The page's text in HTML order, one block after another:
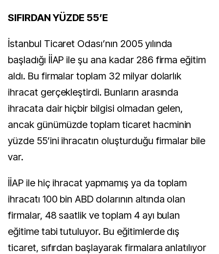
SIFIRDAN YÜZDE 55’E
İstanbul Ticaret Odası’nın 2005 yılında
başladığı İİAP ile şu ana kadar 286 firma eğitim
aldı. Bu firmalar toplam 32 milyar dolarlık
ihracat gerçekleştirdi. Bunların arasında
ihracata dair hiçbir bilgisi olmadan gelen,
ancak günümüzde toplam ticaret hacminin
yüzde 55’ini ihracatın oluşturduğu firmalar bile
var.
İİAP ile hiç ihracat yapmamış ya da toplam
ihracatı 100 bin ABD dolarının altında olan
firmalar, 48 saatlik ve toplam 4 ayı bulan
eğitime tabi tutuluyor. Bu eğitimlerde dış
ticaret, sıfırdan başlayarak firmalara anlatılıyor